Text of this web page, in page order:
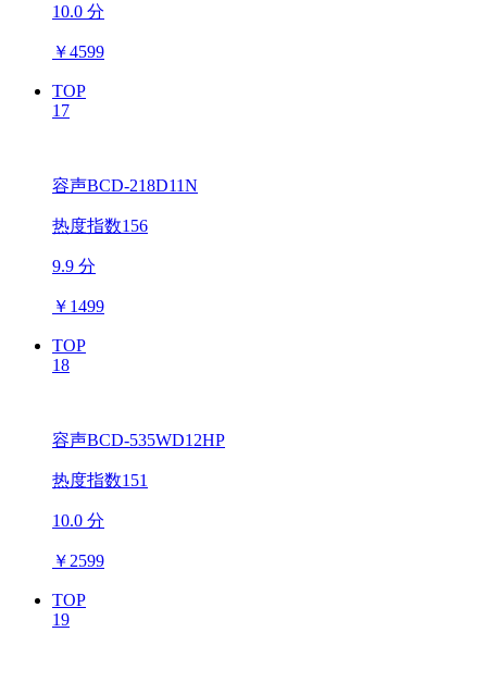
10.0 分
￥4599
TOP
17
容声BCD-218D11N
热度指数156
9.9 分
￥ 1499
TOP
18
容声BCD-535WD12HP
热度指数151
10.0 分
￥ 2599
TOP
19